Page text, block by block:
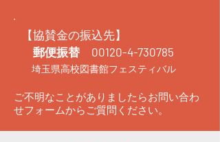
【協賛金の振込先】
郵便振替 00120-4-730785
埼玉県高校図書館フェスティバル
ご不明なことがありましたらお問い合わ
せフォームからご質問ください。